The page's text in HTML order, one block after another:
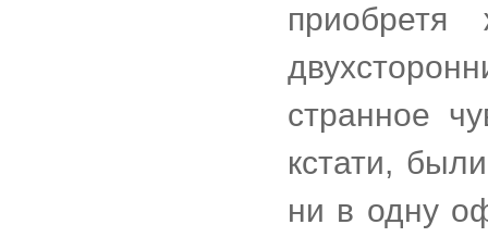
странное
кстати,
ни в одну